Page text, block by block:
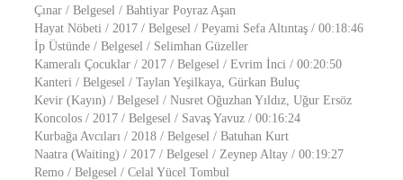
Çınar / Belgesel / Bahtiyar Poyraz Aşan
Hayat Nöbeti / 2017 / Belgesel / Peyami Sefa Altıntaş / 00:18:46
İp Üstünde / Belgesel / Selimhan Güzeller
Kameralı Çocuklar / 2017 / Belgesel / Evrim İnci / 00:20:50
Kanteri / Belgesel / Taylan Yeşilkaya, Gürkan Buluç
Kevir (Kayın) / Belgesel / Nusret Oğuzhan Yıldız, Uğur Ersöz
Koncolos / 2017 / Belgesel / Savaş Yavuz / 00:16:24
Kurbağa Avcıları / 2018 / Belgesel / Batuhan Kurt
Naatra (Waiting) / 2017 / Belgesel / Zeynep Altay / 00:19:27
Remo / Belgesel / Celal Yücel Tombul